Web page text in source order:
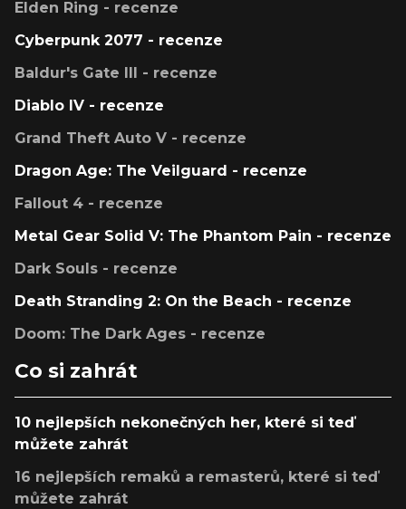
Elden Ring - recenze
Cyberpunk 2077 - recenze
Baldur's Gate III - recenze
Diablo IV - recenze
Grand Theft Auto V - recenze
Dragon Age: The Veilguard - recenze
Fallout 4 - recenze
Metal Gear Solid V: The Phantom Pain - recenze
Dark Souls - recenze
Death Stranding 2: On the Beach - recenze
Doom: The Dark Ages - recenze
Co si zahrát
10 nejlepších nekonečných her, které si teď
můžete zahrát
16 nejlepších remaků a remasterů, které si teď
můžete zahrát